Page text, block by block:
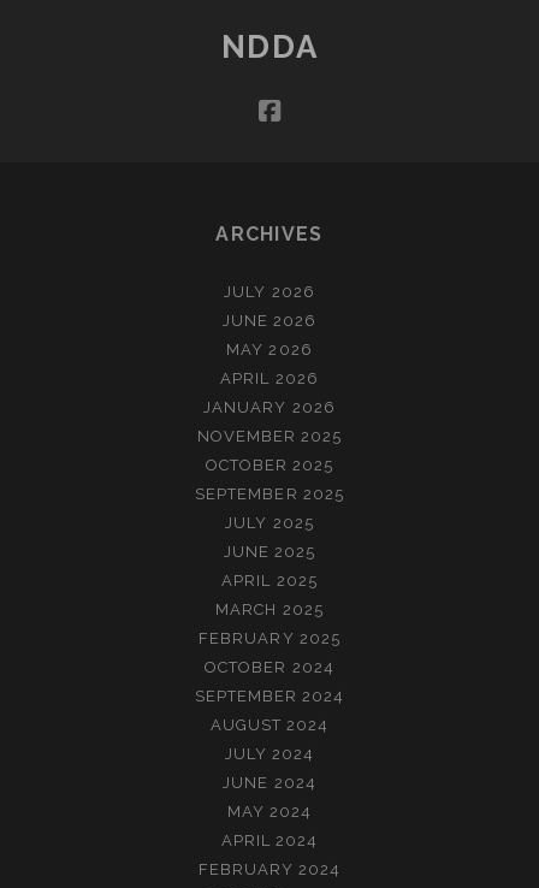
NDDA
facebook
ARCHIVES
JULY 2026
JUNE 2026
MAY 2026
APRIL 2026
JANUARY 2026
NOVEMBER 2025
OCTOBER 2025
SEPTEMBER 2025
JULY 2025
JUNE 2025
APRIL 2025
MARCH 2025
FEBRUARY 2025
OCTOBER 2024
SEPTEMBER 2024
AUGUST 2024
JULY 2024
JUNE 2024
MAY 2024
APRIL 2024
FEBRUARY 2024